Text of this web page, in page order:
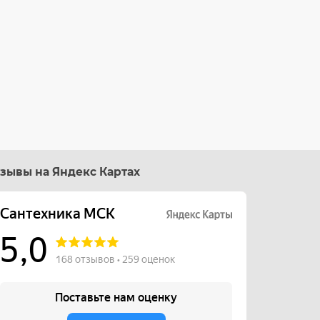
на Яндекс Картах